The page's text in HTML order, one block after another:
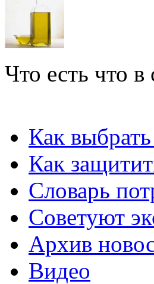
Что есть что
Как
Как
Словарь
Советуют
Архив
Видео